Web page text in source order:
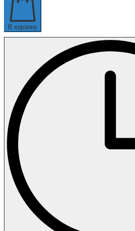
В корзину